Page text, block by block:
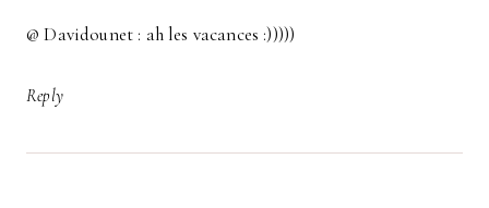
@ Davidounet : ah les vacances :)))))
Reply